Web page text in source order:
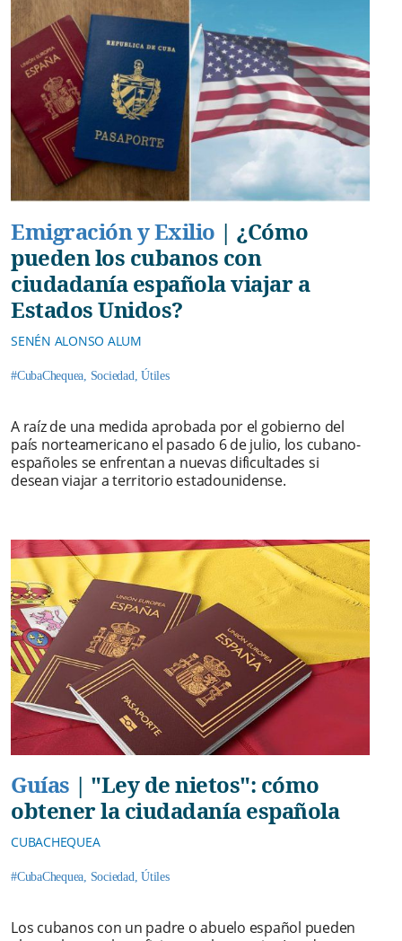
Emigración y Exilio | ¿Cómo
pueden los cubanos con
ciudadanía española viajar a
Estados Unidos?
SENÉN ALONSO ALUM
#CubaChequea, Sociedad, Útiles
A raíz de una medida aprobada por el gobierno del
país norteamericano el pasado 6 de julio, los cubano-
españoles se enfrentan a nuevas dificultades si
desean viajar a territorio estadounidense.
Guías | "Ley de nietos": cómo
obtener la ciudadanía española
CUBACHEQUEA
#CubaChequea, Sociedad, Útiles
Los cubanos con un padre o abuelo español pueden